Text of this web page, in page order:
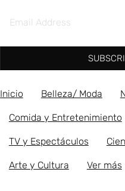
Inicio Belleza/ Moda
Comida y Entretenimiento
TV y Espectáculos
Arte y Cultura Ver más